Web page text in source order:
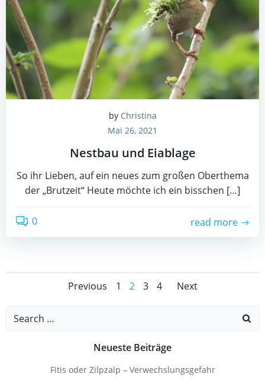
by Christina
Mai 26, 2021
Nestbau und Eiablage
So ihr Lieben, auf ein neues zum großen Oberthema
der „Brutzeit“ Heute möchte ich ein bisschen […]
0 read more
Posts
Previous
Posts
Page
1 Page
2 Page
3 Page
4
Posts
Next
Search
Neueste Beiträge
Fitis oder Zilpzalp – Verwechslungsgefahr